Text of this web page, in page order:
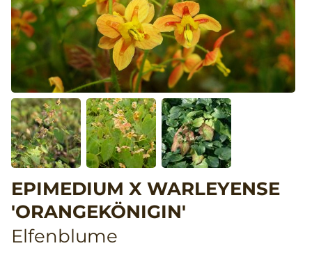
EPIMEDIUM X WARLEYENSE
'ORANGEKÖNIGIN'
Elfenblume